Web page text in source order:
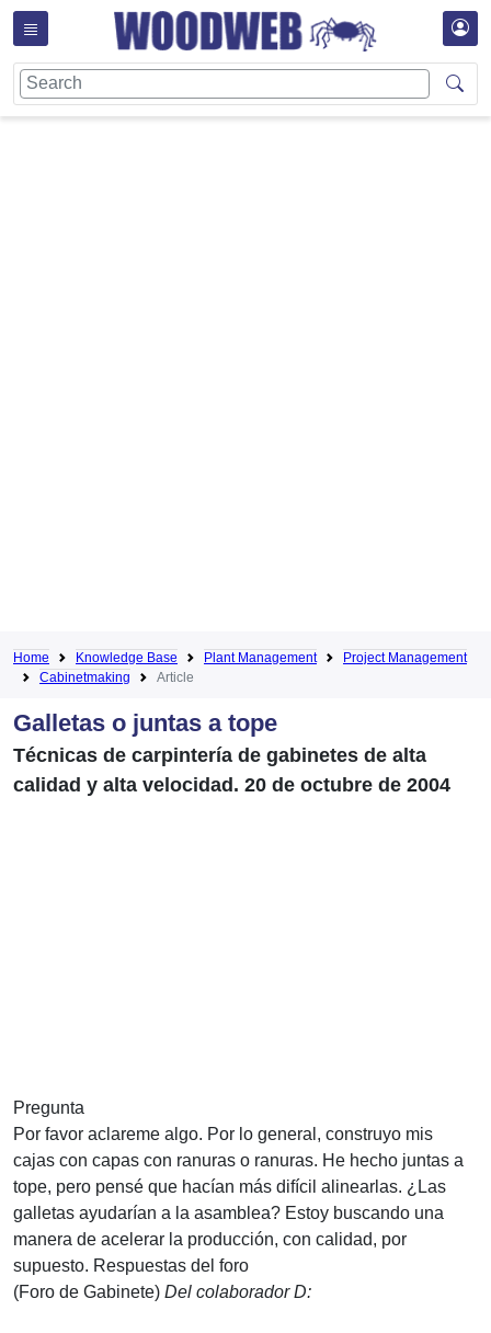
Home Knowledge Base Plant Management
Project Management
Cabinetmaking
Article
Galletas o juntas a tope
Técnicas de carpintería de gabinetes de alta
calidad y alta velocidad. 20 de octubre de 2004
Pregunta
Por favor aclareme algo. Por lo general, construyo mis
cajas con capas con ranuras o ranuras. He hecho juntas a
tope, pero pensé que hacían más difícil alinearlas. ¿Las
galletas ayudarían a la asamblea? Estoy buscando una
manera de acelerar la producción, con calidad, por
supuesto. Respuestas del foro
(Foro de Gabinete) Del colaborador D: